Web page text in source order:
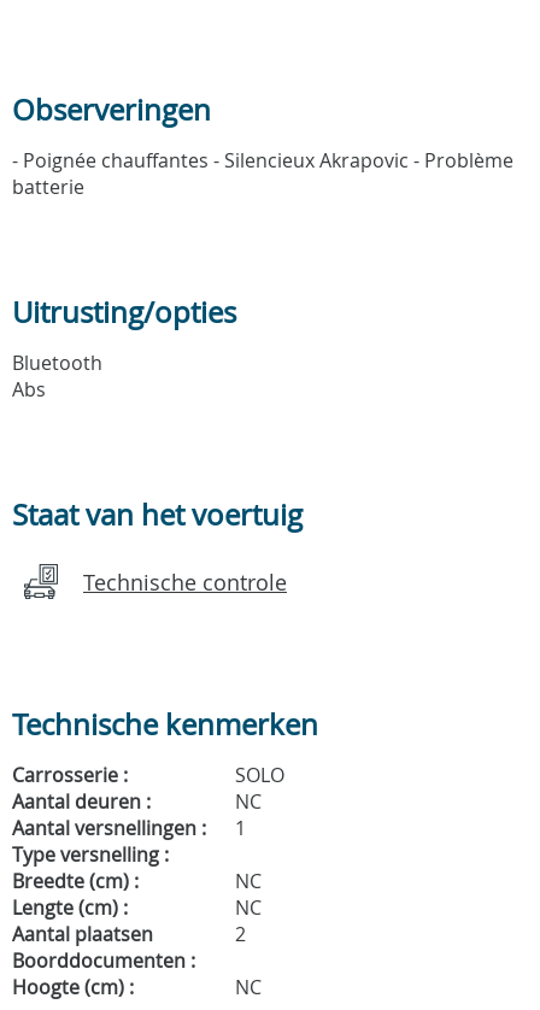
Observeringen
- Poignée chauffantes - Silencieux Akrapovic - Problème
batterie
Uitrusting/opties
Bluetooth
Abs
Staat van het voertuig
Technische controle
Technische kenmerken
Carrosserie :
SOLO
Aantal deuren :
NC
Aantal versnellingen :
1
Type versnelling :
Breedte (cm) :
NC
Lengte (cm) :
NC
Aantal plaatsen
Boorddocumenten :
2
Hoogte (cm) :
NC